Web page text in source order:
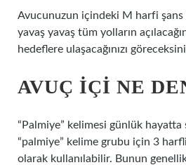
Avucunuzun içindeki M harfi şans
yavaş yavaş tüm yolların
hedeflere ulaşacağınızı
AVUÇ IÇI NE
“Palmiye” kelimesi günlük hayatta
“palmiye” kelime grubu için 3
olarak kullanılabilir. Bunun